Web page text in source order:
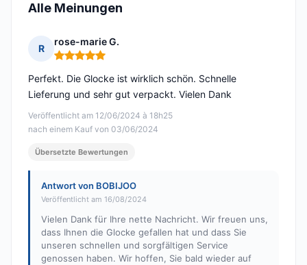
Alle Meinungen
R
rose-marie G.
Hinweis: 5 von 5
Veröffentlicht am 12/06/2024 à 18h25
nach einem Kauf von 03/06/2024
Perfekt. Die Glocke ist wirklich schön. Schnelle
Lieferung und sehr gut verpackt. Vielen Dank
Übersetzte Bewertungen
Antwort von BOBIJOO
Veröffentlicht am 16/08/2024
Vielen Dank für Ihre nette Nachricht. Wir freuen uns,
dass Ihnen die Glocke gefallen hat und dass Sie
unseren schnellen und sorgfältigen Service
genossen haben. Wir hoffen, Sie bald wieder auf